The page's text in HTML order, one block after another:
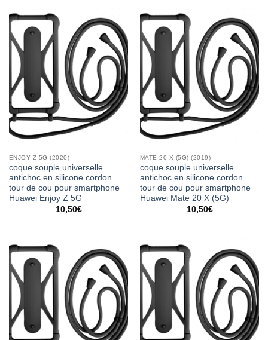
ENJOY Z 5G (2020)
coque souple universelle
antichoc en silicone cordon
tour de cou pour smartphone
Huawei Enjoy Z 5G
10,50€
MATE 20 X (5G) (2019)
coque souple universelle
antichoc en silicone cordon
tour de cou pour smartphone
Huawei Mate 20 X (5G)
10,50€